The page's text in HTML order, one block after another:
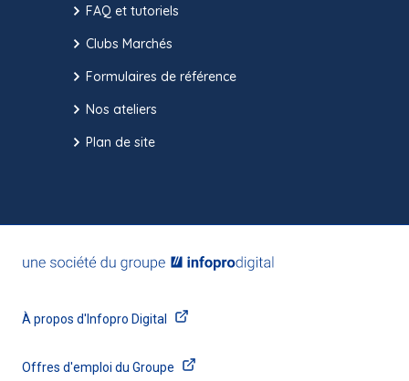
FAQ et tutoriels
Clubs Marchés
Formulaires de référence
Nos ateliers
Plan de site